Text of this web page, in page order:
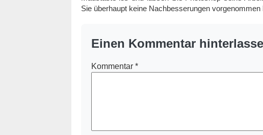
Sie überhaupt keine Nachbesserungen vorgenommen
Einen Kommentar
Kommentar *